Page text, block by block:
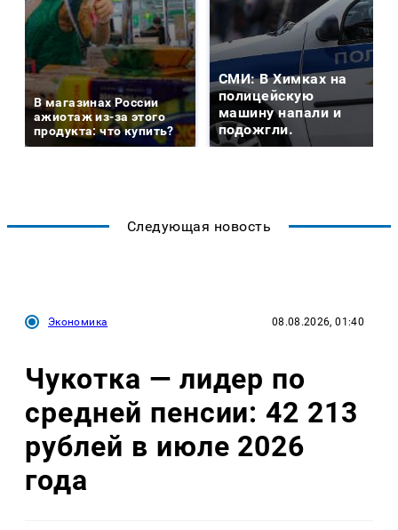
В магазинах России
ажиотаж из-за этого
продукта: что купить?
СМИ: В Химках на
полицейскую
машину напали и
подожгли.
Следующая новость
Экономика 08.08.2026, 01:40
Чукотка — лидер по
средней пенсии: 42 213
рублей в июле 2026
года